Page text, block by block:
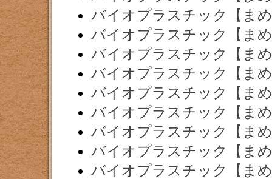
バイオプラスチック【ま
バイオプラスチック【ま
バイオプラスチック【ま
バイオプラスチック【ま
バイオプラスチック【ま
バイオプラスチック【ま
バイオプラスチック【ま
バイオプラスチック【ま
バイオプラスチック【ま